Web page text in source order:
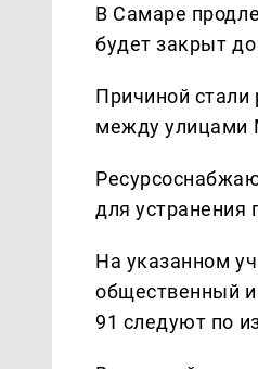
В Самаре
будет закрыт
Причиной стали
между улицами
для устранения
На указанном
общественный
91 следуют по